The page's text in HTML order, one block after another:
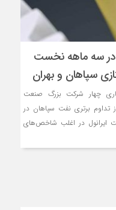
در سه ماهه نخست
چهار شرکت بزرگ صنعت
تداوم برتری نفت سپاهان در
ایرانول در اغلب شاخص‌های